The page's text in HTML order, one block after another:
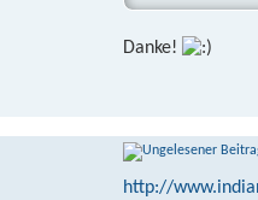
Danke!
http://